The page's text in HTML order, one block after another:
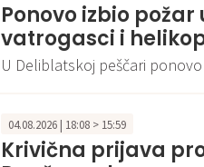
Ponovo izbio
vatrogasci i
U Deliblatskoj peščari
04.08.2026 | 18:08 > 15:59
Krivična prijava